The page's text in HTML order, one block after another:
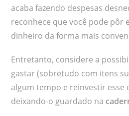
acaba fazendo despesas
reconhece que você pode pôr
dinheiro da forma mais
Entretanto, considere a
gastar (sobretudo com itens
algum tempo e reinvestir esse
deixando-o guardado na